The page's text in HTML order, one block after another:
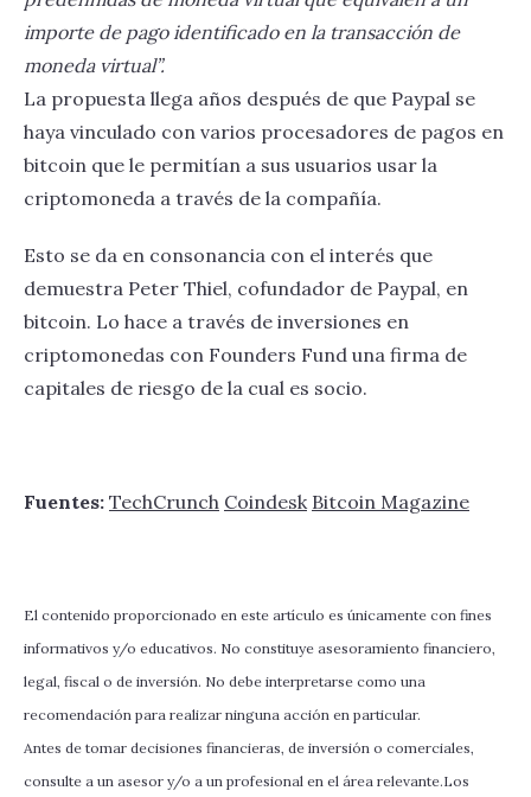
importe de pago identificado en la transacción de
moneda virtual”.
La propuesta llega años después de que Paypal se
haya vinculado con varios procesadores de pagos en
bitcoin que le permitían a sus usuarios usar la
criptomoneda a través de la compañía.
Esto se da en consonancia con el interés que
demuestra Peter Thiel, cofundador de Paypal, en
bitcoin. Lo hace a través de inversiones en
criptomonedas con Founders Fund una firma de
capitales de riesgo de la cual es socio.
Fuentes: TechCrunch Coindesk Bitcoin Magazine
El contenido proporcionado en este artículo es únicamente con fines
informativos y/o educativos. No constituye asesoramiento financiero,
legal, fiscal o de inversión. No debe interpretarse como una
recomendación para realizar ninguna acción en particular.
Antes de tomar decisiones financieras, de inversión o comerciales,
consulte a un asesor y/o a un profesional en el área relevante.Los